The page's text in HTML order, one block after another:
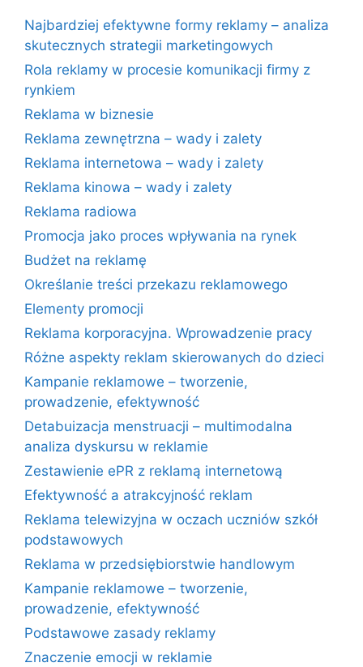
Najbardziej efektywne formy reklamy – analiza
skutecznych strategii marketingowych
Rola reklamy w procesie komunikacji firmy z
rynkiem
Reklama w biznesie
Reklama zewnętrzna – wady i zalety
Reklama internetowa – wady i zalety
Reklama kinowa – wady i zalety
Reklama radiowa
Promocja jako proces wpływania na rynek
Budżet na reklamę
Określanie treści przekazu reklamowego
Elementy promocji
Reklama korporacyjna. Wprowadzenie pracy
Różne aspekty reklam skierowanych do dzieci
Kampanie reklamowe – tworzenie,
prowadzenie, efektywność
Detabuizacja menstruacji – multimodalna
analiza dyskursu w reklamie
Zestawienie ePR z reklamą internetową
Efektywność a atrakcyjność reklam
Reklama telewizyjna w oczach uczniów szkół
podstawowych
Reklama w przedsiębiorstwie handlowym
Kampanie reklamowe – tworzenie,
prowadzenie, efektywność
Podstawowe zasady reklamy
Znaczenie emocji w reklamie